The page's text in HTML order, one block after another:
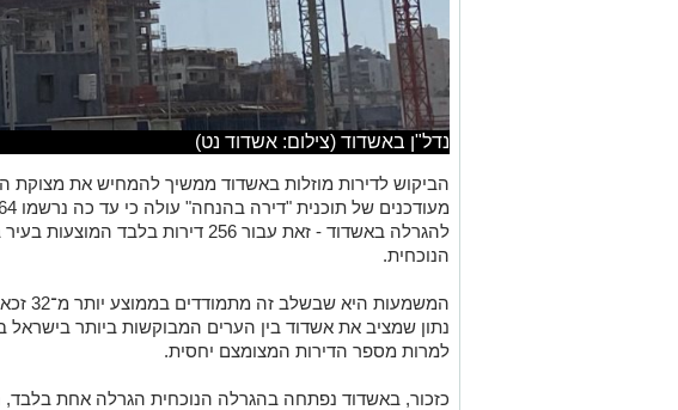
נדל"ן באשדוד (צילום: אשדוד נט)
הביקוש לדירות מוזלות באשדוד ממשיך להמחיש את מצוקת
להגרלה באשדוד - זאת עבור 256 דירות בלבד
הנוכחית.
המשמעות
נתון שמציב את אשדוד בין הערים המבוקשות ביותר בישראל
למרות מספר הדירות המצומצם יחסית.